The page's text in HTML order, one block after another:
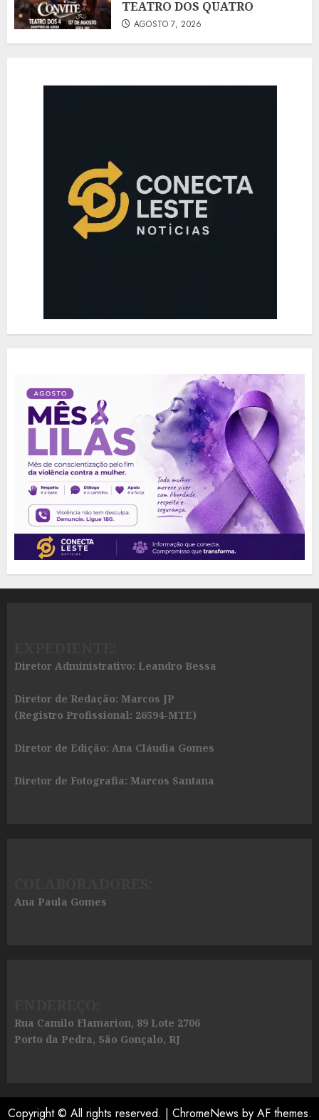
TEATRO DOS QUATRO
AGOSTO 7, 2026
Diretor Administrativo: Leandro Bessa
Diretor de Redação: Marcos JP
(Registro Profissional: 26594-MTE)
Diretor de Edição: Ana Cláudia Gomes
Diretor de Fotografia: Marcos Santana
Ana Paula Gomes
Rua Camilo Flamarion, 89 Lote 2706
Porto da Pedra, São Gonçalo, RJ
Copyright © All rights reserved. | ChromeNews by AF themes.